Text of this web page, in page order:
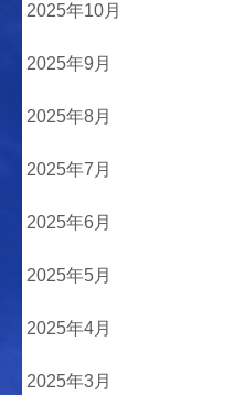
2025年10月
2025年9月
2025年8月
2025年7月
2025年6月
2025年5月
2025年4月
2025年3月